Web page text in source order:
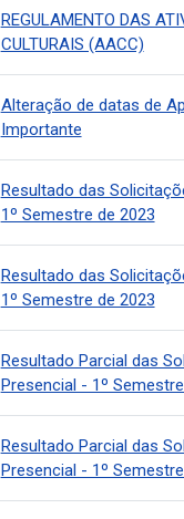
REGULAMENTO DAS
CULTURAIS (AACC)
Alteração de datas de
Importante
Resultado das
1º Semestre de 2023
Resultado das
1º Semestre de 2023
Resultado Parcial das
Presencial - 1º
Resultado Parcial das
Presencial - 1º